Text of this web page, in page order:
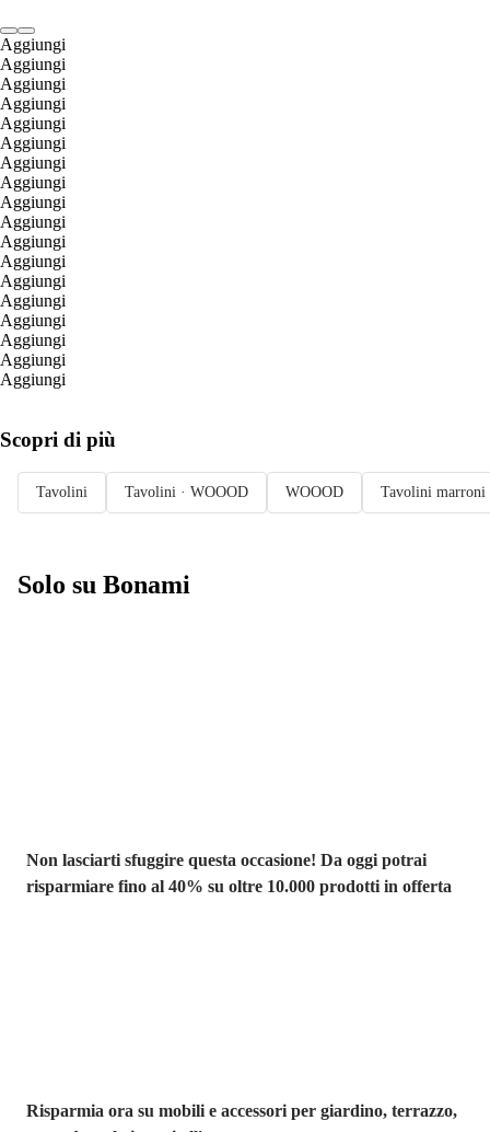
Aggiungi
Aggiungi
Aggiungi
Aggiungi
Aggiungi
Aggiungi
Aggiungi
Aggiungi
Aggiungi
Aggiungi
Aggiungi
Aggiungi
Aggiungi
Aggiungi
Aggiungi
Aggiungi
Aggiungi
Aggiungi
Scopri di più
Tavolini Tavolini · WOOOD WOOOD Tavolini marroni
Solo su Bonami
Non lasciarti sfuggire questa occasione! Da oggi potrai
risparmiare fino al 40% su oltre 10.000 prodotti in offerta
Risparmia ora su mobili e accessori per giardino, terrazzo,